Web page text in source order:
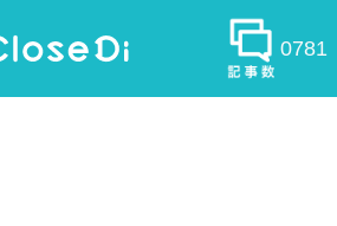
0781